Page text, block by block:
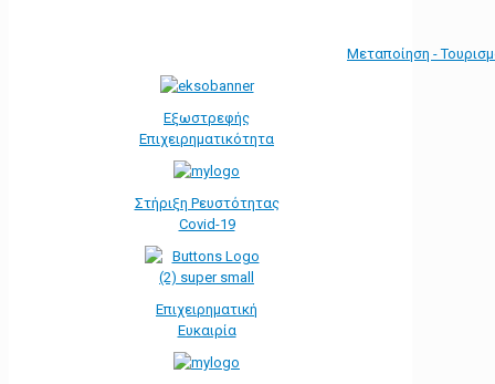
Μεταποίηση -
Εξωστρεφής
Επιχειρηματικότητα
Στήριξη Ρευστότητας
Covid-19
Επιχειρηματική
Ευκαιρία